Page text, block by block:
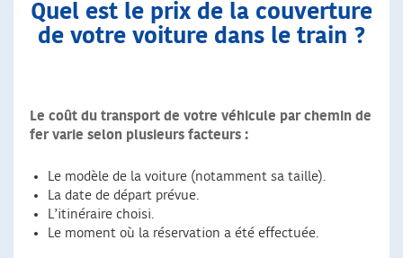
Quel est le prix de la couverture
de votre voiture dans le train ?
Le coût du transport de votre véhicule par chemin de
fer varie selon plusieurs facteurs :
Le modèle de la voiture (notamment sa taille).
La date de départ prévue.
L’itinéraire choisi.
Le moment où la réservation a été effectuée.